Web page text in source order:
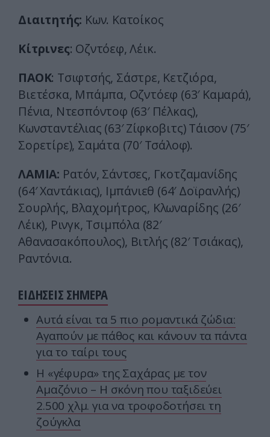
Διαιτητής: Κων. Κατοίκος
Κίτρινες: Οζντόεφ, Λέικ.
ΠΑΟΚ: Τσιφτσής, Σάστρε, Κετζιόρα,
Βιετέσκα, Μπάμπα, Οζντόεφ (63′ Καμαρά),
Πένια, Ντεσπόντοφ (63′ Πέλκας),
Κωνσταντέλιας (63′ Ζίφκοβιτς) Τάισον (75′
Σορετίρε), Σαμάτα (70′ Τσάλοφ).
ΛΑΜΙΑ: Ρατόν, Σάντσες, Γκοτζαμανίδης
(64′ Χαντάκιας), Ιμπάνιεθ (64′ Δοϊρανλής)
Σουρλής, Βλαχομήτρος, Κλωναρίδης (26′
Λέικ), Ρινγκ, Τσιμπόλα (82′
Αθανασακόπουλος), Βιτλής (82′ Τσιάκας),
Ραντόνια.
ΕΙΔΗΣΕΙΣ ΣΗΜΕΡΑ
Αυτά είναι τα 5 πιο ρομαντικά ζώδια:
Αγαπούν με πάθος και κάνουν τα πάντα
για το ταίρι τους
Η «γέφυρα» της Σαχάρας με τον
Αμαζόνιο – Η σκόνη που ταξιδεύει
2.500 χλμ. για να τροφοδοτήσει τη
ζούγκλα